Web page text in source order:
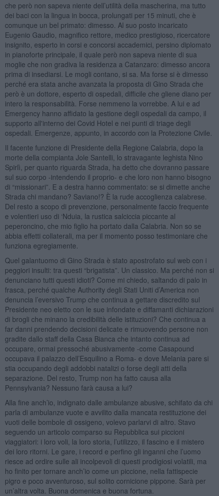
che però non sapeva niente dell’utilità della mascherina, ma tutto
dei baci con la lingua in bocca, prolungati per 15 minuti, che è
comunque un bel primato: dimesso. Al suo posto incaricato
Eugenio Gaudio, magnifico rettore, medico prestigioso, ricercatore
insignito, esperto in corsi e concorsi accademici, persino diplomato
in pianoforte principale, il quale però non sapeva niente di sua
moglie che non gradiva la residenza a Catanzaro: dimesso ancora
prima di insediarsi. Le mogli contano, si sa. Ma forse si è dimesso
perché era stata anche avanzata la proposta di Gino Strada che
però è un dottore, esperto di ospedali, difficile che gliene diano per
intero la responsabilità. Forse nemmeno la vorrebbe. A lui e ad
Emergency hanno affidato la gestione degli ospedali da campo, il
supporto all'interno dei Covid Hotel e nei punti di triage degli
ospedali. Emergenze, appunto, in accordo con la Protezione Civile.
Il facente funzione di Presidente della Regione Calabria, dopo la
morte della compianta Jole Santelli, lo stravagante leghista Nino
Spirlì, per quanto riguarda Strada, ha detto che dovranno passare
sul suo corpo -intendendo il proprio- e che loro non hanno bisogno
di “missionari”. E a destra hanno commentato: se si dimette anche
Strada chi mandano? Saviano!? È la rude accoglienza calabrese.
Del resto a scopo di prevenzione, personalmente faccio frequente
e volentieri uso di ‘Nduia, la rustica salciccia piccante al
peperoncino, che mio figlio ha portato dalla Calabria. Non so se
abbia effetti collaterali, ma per il momento posso testimoniare che
funziona egregiamente.
Quel galantuomo di Gino Strada è stato apostrofato sul web con i
peggiori insulti: tra questi “brigatista”. Un classico. Ma perché non si
denunciano tutti questi idioti? Come mi chiedo, saltando di palo in
frasca, perché qualche Authority degli Stati Uniti d’America non
denuncia l’eversivo Trump che continua a gettare discredito sul
Presidente neo eletto con le sue infondate e diffamanti dichiarazioni
di brogli che minano la credibilità delle istituzioni? Che continua a
far danni prendendo decisioni delicate e rimuovendo persone non
gradite dallo staff della Casa Bianca che intanto continua ad
occupare, ormai pressoché abusivamente -come Casapound
occupava il palazzo dell’Esquilino a Roma- e dove Melania pare si
stia occupando degli addobbi natalizi o forse degli atti della
separazione. Del resto, Trump non ha fatto causa alla
Pennsylvania? Nessuno farà causa a lui?
Alla fine anch’io, indignato dalle ambulanze abusive, schifato da chi
parla di ambulanze vuote e avvilito dalla mancata restituzione dei
vuoti delle bombole di ossigeno, volevo parlarvi di altro. Stavo
seguendo un articolo comparso su Repubblica sui piccioni
viaggiatori: i loro voli, la loro storia, l’utilizzo, il fascino e il mistero
dei loro ritorni. Le gare, i record e perfino gli inganni che l’uomo
riesce ad ordire sulle ali incolpevoli di questi prodigiosi volatili, ma
ho finito per tornare anch’io come un piccione, nella fattispecie
pigro e poco avventuroso, sul solito cornicione pippone. Sarà per
un’altra volta. Buona domenica e buona fortuna.